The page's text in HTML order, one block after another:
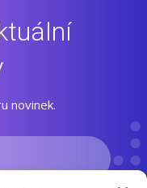
novinek.